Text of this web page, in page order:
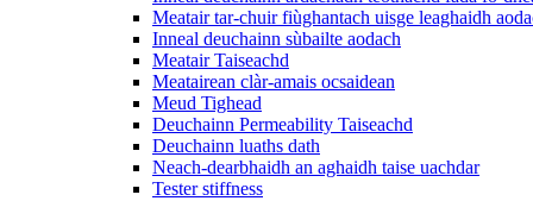
Meatair tar-chuir fiùghantach uisge leaghaidh
Inneal deuchainn sùbailte aodach
Meatair Taiseachd
Meatairean clàr-amais ocsaidean
Meud Tighead
Deuchainn Permeability Taiseachd
Deuchainn luaths dath
Neach-dearbhaidh an aghaidh taise uachdar
Tester stiffness